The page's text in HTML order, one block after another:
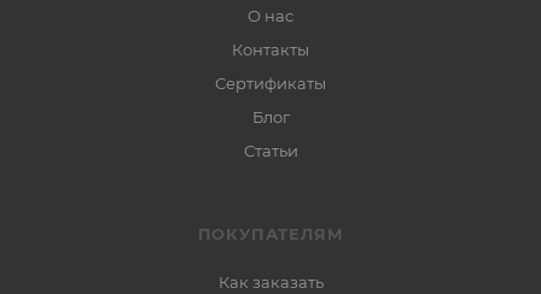
О нас
Контакты
Сертификаты
Блог
Статьи
ПОКУПАТЕЛЯМ
Как заказать